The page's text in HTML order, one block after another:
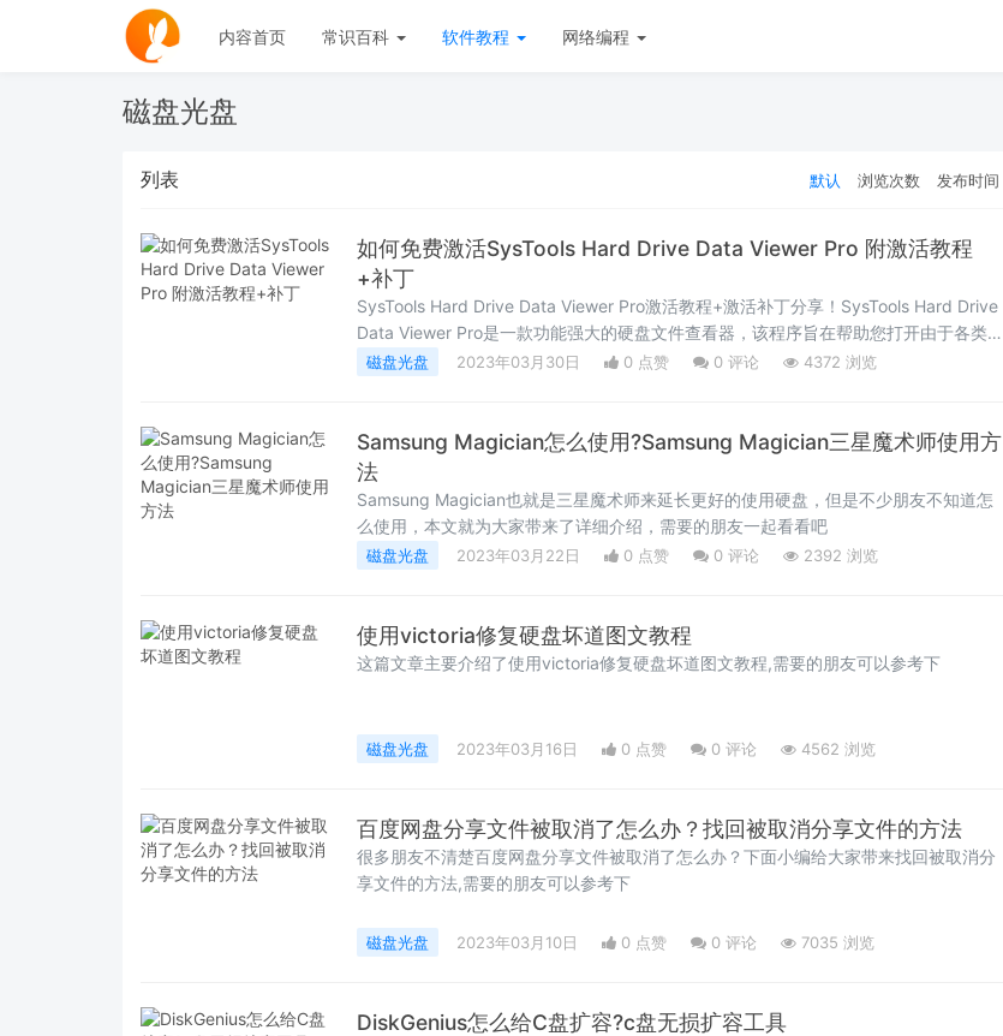
内容首页 常识百科 软件教程 网络编程
磁盘光盘
列表 默认 浏览次数 发布时间
如何免费激活SysTools Hard Drive Data Viewer Pro 附激活教程
+补丁
SysTools Hard Drive Data Viewer Pro激活教程+激活补丁分享！SysTools Hard Drive
Data Viewer Pro是一款功能强大的硬盘文件查看器，该程序旨在帮助您打开由于各类原
因而损坏的硬盘驱动器，并且支持NTFS、FAT32两种不同的文件系统格式
磁盘光盘 2023年03月30日 0 点赞 0 评论 4372 浏览
Samsung Magician怎么使用?Samsung Magician三星魔术师使用方
法
Samsung Magician也就是三星魔术师来延长更好的使用硬盘，但是不少朋友不知道怎
么使用，本文就为大家带来了详细介绍，需要的朋友一起看看吧
磁盘光盘 2023年03月22日 0 点赞 0 评论 2392 浏览
使用victoria修复硬盘坏道图文教程
这篇文章主要介绍了使用victoria修复硬盘坏道图文教程,需要的朋友可以参考下
磁盘光盘 2023年03月16日 0 点赞 0 评论 4562 浏览
百度网盘分享文件被取消了怎么办？找回被取消分享文件的方法
很多朋友不清楚百度网盘分享文件被取消了怎么办？下面小编给大家带来找回被取消分
享文件的方法,需要的朋友可以参考下
磁盘光盘 2023年03月10日 0 点赞 0 评论 7035 浏览
DiskGenius怎么给C盘扩容?c盘无损扩容工具